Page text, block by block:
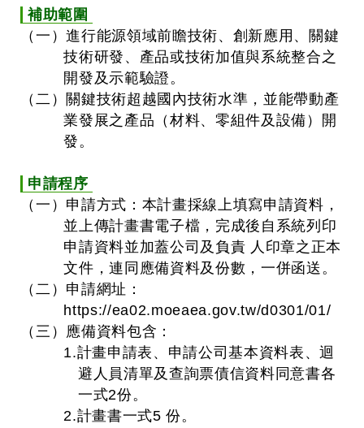
補助範圍
（一）進行能源領域前瞻技術、創新應用、關鍵
技術研發、產品或技術加值與系統整合之
開發及示範驗證。
（二）關鍵技術超越國內技術水準，並能帶動產
業發展之產品（材料、零組件及設備）開
發。
申請程序
（一）申請方式：本計畫採線上填寫申請資料，
並上傳計畫書電子檔，完成後自系統列印
申請資料並加蓋公司及負責 人印章之正本
文件，連同應備資料及份數，一併函送。
（二）申請網址：
https://ea02.moeaea.gov.tw/d0301/01/
（三）應備資料包含：
1.計畫申請表、申請公司基本資料表、迴
避人員清單及查詢票債信資料同意書各
一式2份。
2.計畫書一式5 份。